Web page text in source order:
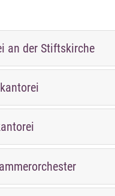
an der Stiftskirche